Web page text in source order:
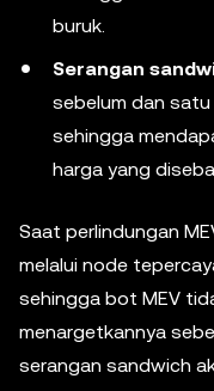
buruk.
Serangan
sebelum dan
sehingga
harga yang
Saat perlindungan
melalui node
sehingga bot MEV
menargetkannya
serangan sandwich